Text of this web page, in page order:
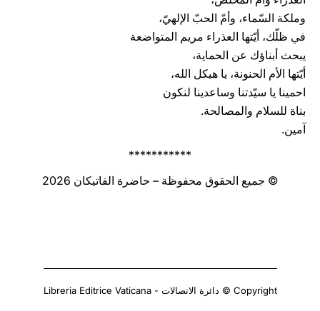
وملكة السّماء، وأمّ الحبّ الإلهيّ،
في ظلّك، أيّتها العذراء مريم المتواضعة
يبحث أبناؤك عن الحماية،
أيّتها الأم الحنونة، يا هيكل الله،
احمينا يا سيّدتنا وساعدينا لنكون
بناة للسلام والمصالحة.
آمين.
***********
© جميع الحقوق محفوظة – حاضرة الفاتيكان 2026
Copyright © دائرة الاتصالات - Libreria Editrice Vaticana